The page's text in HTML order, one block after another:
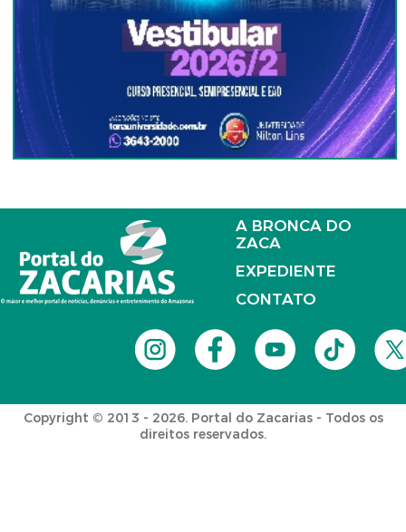
A BRONCA DO
ZACA
EXPEDIENTE
CONTATO
Copyright © 2013 - 2026. Portal do Zacarias - Todos os
direitos reservados.